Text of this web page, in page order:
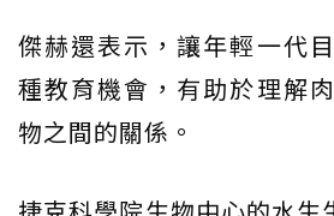
傑赫還表示，讓年輕一代
種教育機會，有助於理解
物之間的關係。